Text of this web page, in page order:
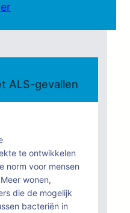
ALS-gevallen
te ontwikkelen
norm voor mensen
wonen,
die de mogelijk
bacteriën in